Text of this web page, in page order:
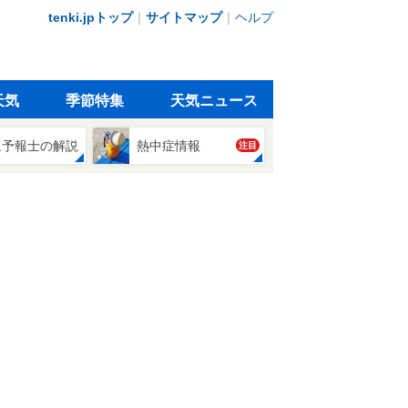
tenki.jpトップ｜ サイトマップ｜ ヘルプ
気 季節特集 天気ニュース
報士の解説 熱中症情報 注目